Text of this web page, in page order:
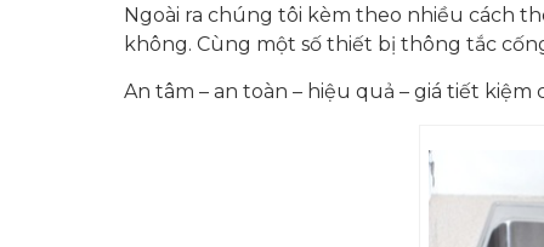
Ngoài ra chúng tôi kèm theo nhiều cách
không. Cùng một số thiết bị thông tắc
An tâm – an toàn – hiệu quả – giá tiết